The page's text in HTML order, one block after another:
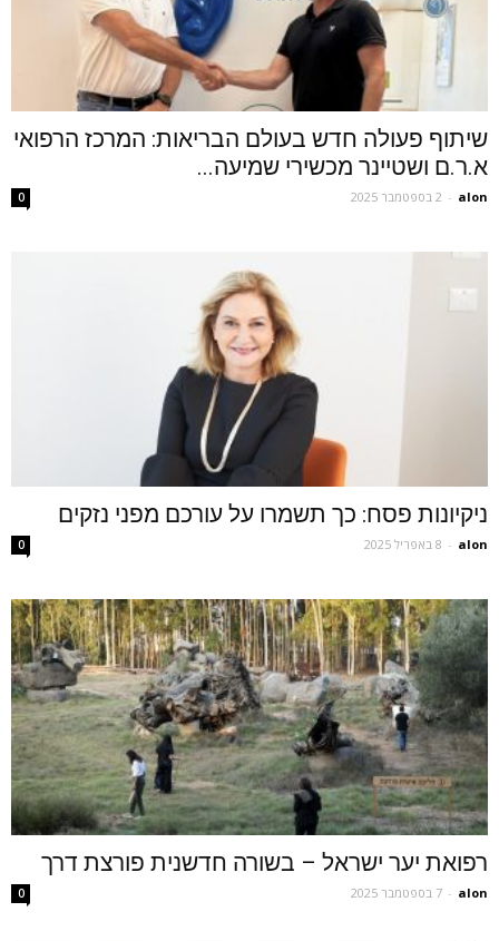
שיתוף פעולה חדש בעולם הבריאות: המרכז הרפואי
א.ר.ם ושטיינר מכשירי שמיעה...
alon
- 2 בספטמבר 2025 0
ניקיונות פסח: כך תשמרו על עורכם מפני נזקים
alon
- 8 באפריל 2025 0
רפואת יער ישראל – בשורה חדשנית פורצת דרך
alon
- 7 בספטמבר 2025 0